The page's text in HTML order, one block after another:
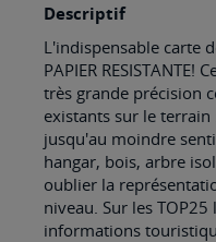
of
the
images
gallery
Descriptif
L'indispensable carte
PAPIER
très grande précision
existants sur le
jusqu'au moindre
hangar, bois, arbre
oublier la
niveau. Sur les
informations